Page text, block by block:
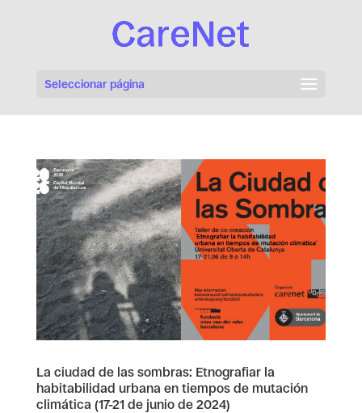
Seleccionar página
La ciudad de las sombras: Etnografiar la
habitabilidad urbana en tiempos de mutación
climática (17-21 de junio de 2024)